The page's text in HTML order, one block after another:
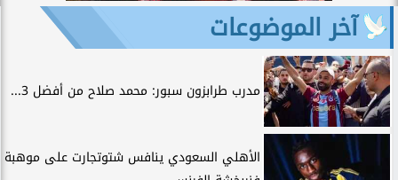
آخر الموضوعات
مدرب طرابزون سبور: محمد صلاح من أفضل 3...
الأهلي السعودي ينافس شتوتجارت على موهبة